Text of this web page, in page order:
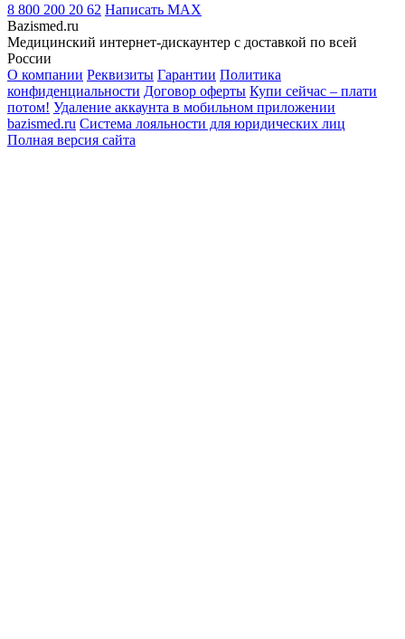
8 800 200 20 62 Написать MAX
Bazismed.ru
Медицинский интернет-дискаунтер с доставкой по всей
России
О компании Реквизиты Гарантии Политика
конфиденциальности Договор оферты Купи сейчас – плати
потом! Удаление аккаунта в мобильном приложении
bazismed.ru Система лояльности для юридических лиц
Полная версия сайта